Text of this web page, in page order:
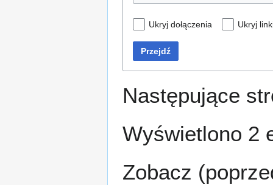
Ukryj dołączenia Ukryj
Przejdź
Następujące
Wyświetlono 2
Zobacz (